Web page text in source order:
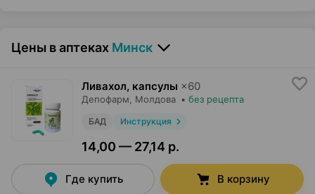
Цены в аптеках Минск
Ливахол, капсулы ×60
Депофарм, Молдова • без рецепта
БАД Инструкция
14,00 — 27,14 р.
Где купить В корзину